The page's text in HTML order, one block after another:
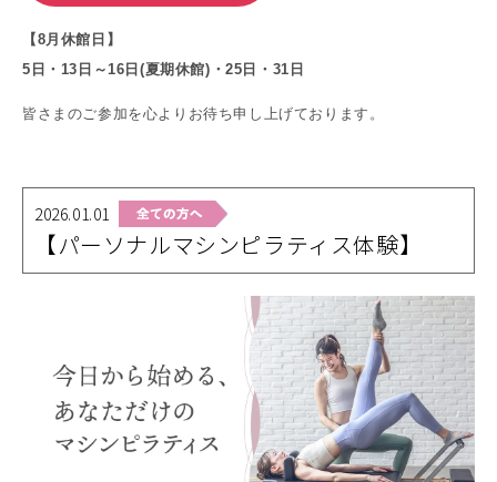
【8月休館日】
5 日・13日～ 16日(夏期休館)・25日・31日
皆さまのご参加を心よりお待ち申し上げております。
2026.01.01
【パーソナルマシンピラティス体験】